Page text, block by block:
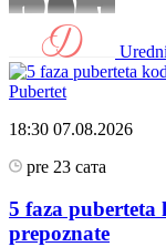
Pubertet
18:30 07.08.2026
pre 23 сата
5 faza
prepoznate